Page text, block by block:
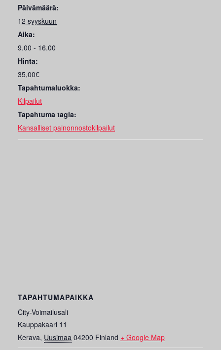
Päivämäärä:
12 syyskuun
Aika:
9.00 - 16.00
Hinta:
35,00€
Tapahtumaluokka:
Kilpailut
Tapahtuma tagia:
Kansalliset painonnostokilpailut
TAPAHTUMAPAIKKA
City-Voimailusali
Kauppakaari 11
Kerava, Uusimaa 04200 Finland + Google Map